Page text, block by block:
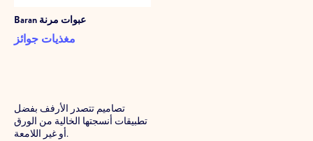
Baran عبوات مرنة
مغذيات جوائز
تصاميم تتصدر الأرفف بفضل
تطبيقات أنسجتها الخالية من الورق
أو غير اللامعة.